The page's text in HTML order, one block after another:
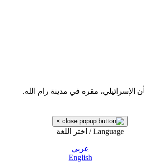
مقره في مدينة رام الله.
×
Language / اختر اللغة
عربي
English